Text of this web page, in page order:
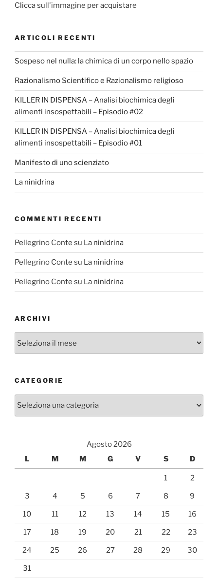
Clicca sull'immagine per acquistare
ARTICOLI RECENTI
Sospeso nel nulla: la chimica di un corpo nello spazio
Razionalismo Scientifico e Razionalismo religioso
KILLER IN DISPENSA – Analisi biochimica degli
alimenti insospettabili – Episodio #02
KILLER IN DISPENSA – Analisi biochimica degli
alimenti insospettabili – Episodio #01
Manifesto di uno scienziato
La ninidrina
COMMENTI RECENTI
Pellegrino Conte su La ninidrina
Pellegrino Conte su La ninidrina
Pellegrino Conte su La ninidrina
ARCHIVI
CATEGORIE
Categorie
Agosto 2026
L
M M G V S D
1 2
3 4 5 6 7 8 9
10 11 12 13 14 15 16
17 18 19 20 21 22 23
24 25 26 27 28 29 30
31